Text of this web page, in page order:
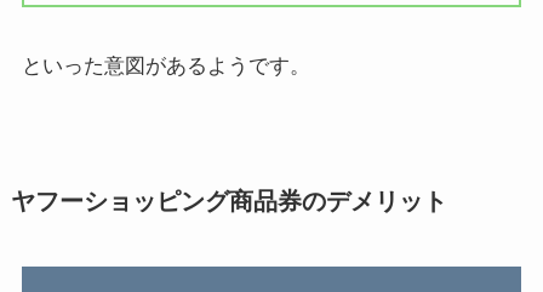
といった意図があるようです。
ヤフーショッピング商品券のデメリット